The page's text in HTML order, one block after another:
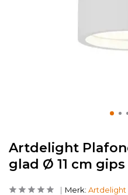
Artdelight
glad Ø 11 cm
Merk: Artdelight